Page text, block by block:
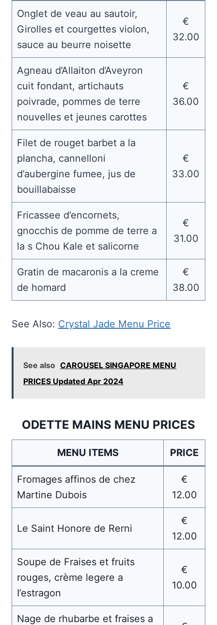
Onglet de veau au sautoir,
Girolles et courgettes violon,
sauce au beurre noisette
€
32.00
Agneau d’Allaiton d’Aveyron
cuit fondant, artichauts
poivrade, pommes de terre
nouvelles et jeunes carottes
€
36.00
Filet de rouget barbet a la
plancha, cannelloni
d’aubergine fumee, jus de
bouillabaisse
€
33.00
Fricassee d’encornets,
gnocchis de pomme de terre a
la s Chou Kale et salicorne
€
31.00
Gratin de macaronis a la creme
de homard
€
38.00
See Also: Crystal Jade Menu Price
See also CAROUSEL SINGAPORE MENU
PRICES Updated Apr 2024
ODETTE MAINS MENU PRICES
MENU ITEMS PRICE
Fromages affinos de chez
Martine Dubois
€
12.00
Le Saint Honore de Rerni
€
12.00
Soupe de Fraises et fruits
rouges, crème legere a
I’estragon
€
10.00
Nage de rhubarbe et fraises a